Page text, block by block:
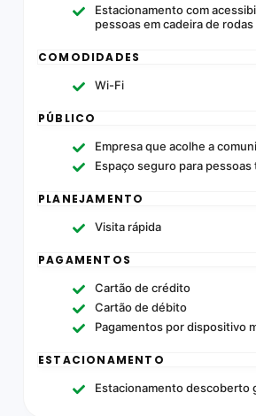
Estacionamento com
pessoas em cadeira de rodas
COMODIDADES
Wi-Fi
PÚBLICO
Empresa que acolhe a
Espaço seguro para
PLANEJAMENTO
Visita rápida
PAGAMENTOS
Cartão de crédito
Cartão de débito
Pagamentos por dispositivo
ESTACIONAMENTO
Estacionamento descoberto